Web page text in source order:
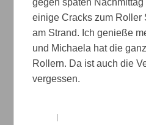
einige Cracks zum Roller
am Strand. Ich genieße
und Michaela hat die
Rollern. Da ist auch die
vergessen.